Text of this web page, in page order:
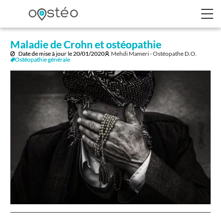
Maladie de Crohn et ostéopathie
Date de mise à jour le20/01/2020
Mehdi Mameri - Ostéopathe D.O.
Ostéopathie générale